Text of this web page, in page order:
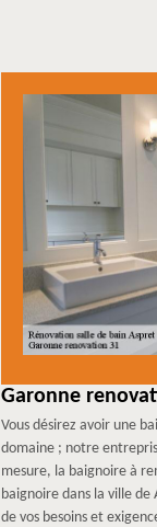
Garonne
Vous désirez avoir une
domaine ; notre
mesure, la baignoire à
baignoire dans la ville
de vos besoins et